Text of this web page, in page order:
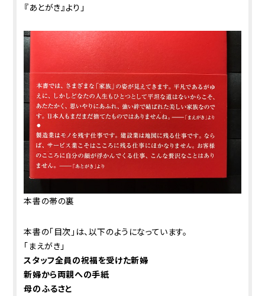
――『あとがき』より」
本書の帯の裏
本書の「目次」は、以下のようになっています。
「まえがき」
スタッフ全員の祝福を受けた新婦
新婦から両親への手紙
母のふるさと